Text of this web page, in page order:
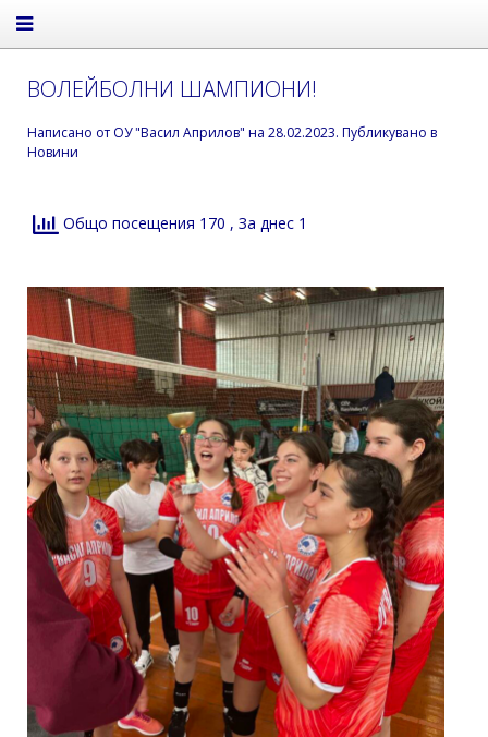
ВОЛЕЙБОЛНИ ШАМПИОНИ!
Написано от ОУ "Васил Априлов" на 28.02.2023. Публикувано в
Новини
Общо посещения 170 , За днес 1